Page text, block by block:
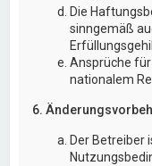
Die
sinngemäß
Ansprüche
nationalem
6.
Der Betreiber